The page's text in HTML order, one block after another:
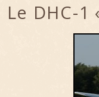
Le DHC-1